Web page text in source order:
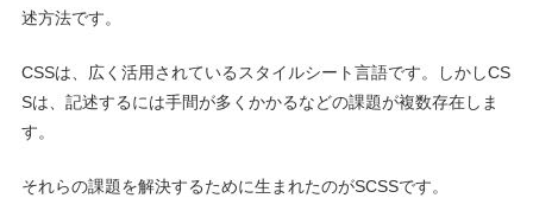
述方法です。
CSSは、広く活用されているスタイルシート言語です。しかしCS
Sは、記述するには手間が多くかかるなどの課題が複数存在しま
す。
それらの課題を解決するために生まれたのがSCSSです。